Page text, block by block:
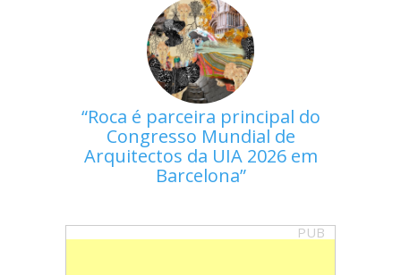
Roca é parceira principal do
Congresso Mundial de
Arquitectos da UIA 2026 em
Barcelona
PUB